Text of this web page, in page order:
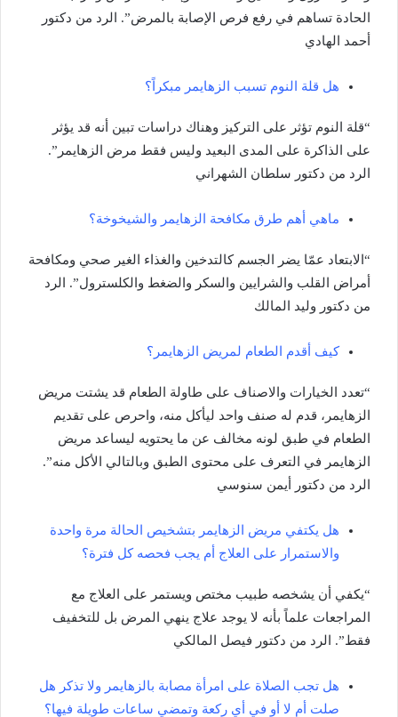
الحادة تساهم في رفع فرص الإصابة بالمرض”. الرد من دكتور
أحمد الهادي
هل قلة النوم تسبب الزهايمر مبكراً؟
“قلة النوم تؤثر على التركيز وهناك دراسات تبين أنه قد يؤثر
على الذاكرة على المدى البعيد وليس فقط مرض الزهايمر”.
الرد من دكتور سلطان الشهراني
ماهي أهم طرق مكافحة الزهايمر والشيخوخة؟
“الابتعاد عمّا يضر الجسم كالتدخين والغذاء الغير صحي ومكافحة
أمراض القلب والشرايين والسكر والضغط والكلسترول”. الرد
من دكتور وليد المالك
كيف أقدم الطعام لمريض الزهايمر؟
“تعدد الخيارات والاصناف على طاولة الطعام قد يشتت مريض
الزهايمر، قدم له صنف واحد ليأكل منه، واحرص على تقديم
الطعام في طبق لونه مخالف عن ما يحتويه ليساعد مريض
الزهايمر في التعرف على محتوى الطبق وبالتالي الأكل منه”.
الرد من دكتور أيمن سنوسي
هل يكتفي مريض الزهايمر بتشخيص الحالة مرة واحدة
والاستمرار على العلاج أم يجب فحصه كل فترة؟
“يكفي أن يشخصه طبيب مختص ويستمر على العلاج مع
المراجعات علماً بأنه لا يوجد علاج ينهي المرض بل للتخفيف
فقط”. الرد من دكتور فيصل المالكي
هل تجب الصلاة على امرأة مصابة بالزهايمر ولا تذكر هل
صلت أم لا أو في أي ركعة وتمضي ساعات طويلة فيها؟